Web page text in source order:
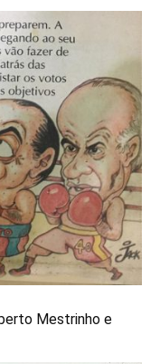
Mestrinho e